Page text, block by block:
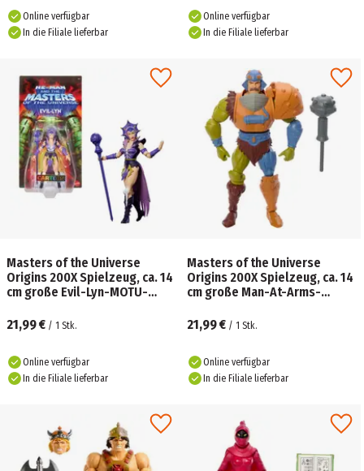
Online verfügbar
In die Filiale lieferbar
Online verfügbar
In die Filiale lieferbar
Masters of the Universe
Origins 200X Spielzeug, ca. 14
cm große Evil-Lyn-MOTU-
Kollektion
21,99 € / 1 Stk.
Online verfügbar
In die Filiale lieferbar
Masters of the Universe
Origins 200X Spielzeug, ca. 14
cm große Man-At-Arms-
Cartoon-Kollektion
21,99 € / 1 Stk.
Online verfügbar
In die Filiale lieferbar